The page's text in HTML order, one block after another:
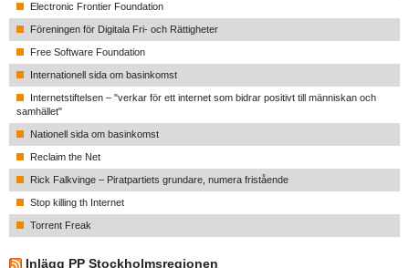
Electronic Frontier Foundation
Föreningen för Digitala Fri- och Rättigheter
Free Software Foundation
Internationell sida om basinkomst
Internetstiftelsen – "verkar för ett internet som bidrar positivt till människan och
samhället"
Nationell sida om basinkomst
Reclaim the Net
Rick Falkvinge – Piratpartiets grundare, numera fristående
Stop killing th Internet
Torrent Freak
Inlägg PP Stockholmsregionen